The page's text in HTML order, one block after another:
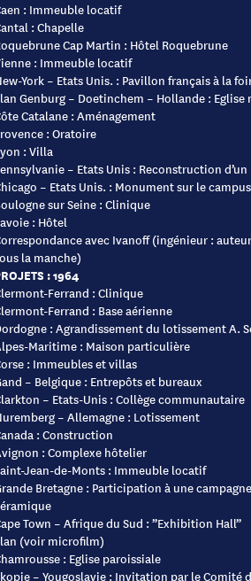
: Immeuble locatif
: Chapelle
Cap Martin : Hôtel Roquebrune
: Immeuble locatif
York – Etats Unis. : Pavillon français à la
Genburg – Doetinchem – Hollande :
Catalane : Aménagement
: Oratoire
: Villa
– Etats Unis : Reconstruction
– Etats Unis. : Monument sur le
sur Seine : Clinique
: Hôtel
avec Ivanoff (ingénieur :
la manche)
: 1964
Ferrand : Clinique
Ferrand : Base aérienne
: Agrandissement du lotissement A.
Maritime : Maison particulière
: Immeubles et villas
– Belgique : Entrepôts et bureaux
– Etats-Unis : Collège communautaire
– Allemagne : Lotissement
: Construction
: Complexe hôtelier
Jean-de-Monts : Immeuble locatif
Bretagne : Participation à une
Town – Afrique du Sud : ”Exhibition Hall”
(voir microfilm)
: Eglise paroissiale
– Yougoslavie : Invitation par le Comité